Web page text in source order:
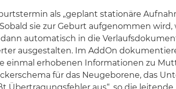
als „geplant stationäre
sie zur Geburt aufgenommen wird,
automatisch in die
ausgestalten. Im AddOn
einmal erhobenen Informationen zu
für das Neugeborene, das